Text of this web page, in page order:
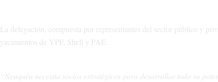
La delegación, compuesta por representantes del sector público y
yacimientos de YPF, Shell y PAE.
“Neuquén necesita socios estratégicos para desarrollar todo su